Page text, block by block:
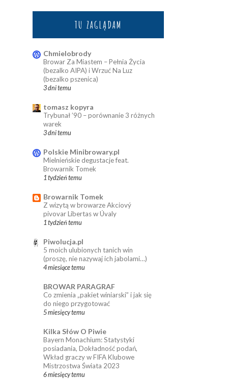
TU ZAGLĄDAM
Chmielobrody
Browar Za Miastem – Pełnia Życia
(bezalko AIPA) i Wrzuć Na Luz
(bezalko pszenica)
3 dni temu
tomasz kopyra
Trybunał ’90 – porównanie 3 różnych
warek
3 dni temu
Polskie Minibrowary.pl
Mielnieńskie degustacje feat.
Browarnik Tomek
1 tydzień temu
Browarnik Tomek
Z wizytą w browarze Akciový
pivovar Libertas w Úvaly
1 tydzień temu
Piwolucja.pl
5 moich ulubionych tanich win
(proszę, nie nazywaj ich jabolami…)
4 miesiące temu
BROWAR PARAGRAF
Co zmienia „pakiet winiarski” i jak się
do niego przygotować
5 miesięcy temu
Kilka Słów O Piwie
Bayern Monachium: Statystyki
posiadania, Dokładność podań,
Wkład graczy w FIFA Klubowe
Mistrzostwa Świata 2023
6 miesięcy temu